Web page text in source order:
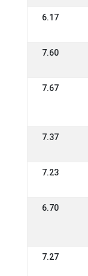
6.17
7.60
7.67
7.37
7.23
6.70
7.27